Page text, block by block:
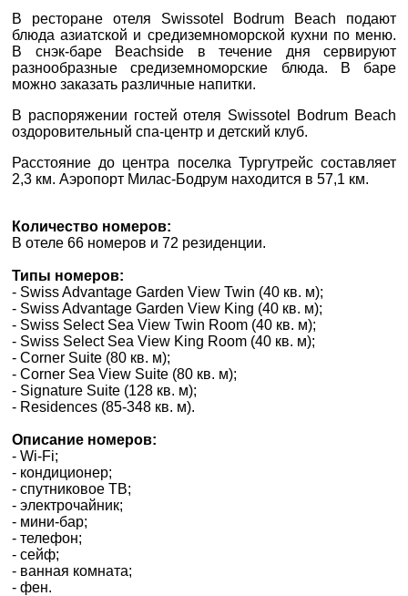
+38 (093) 180-32-43
0800 33 01 80
zp_city@aventour.ua
Пн. - Пт. 9:00 - 18:00
Сб 10:00 - 15:00
Харків
вул. Сумська 77/79
+38 (099) 180-32-43
+38 (093) 180-32-43
0800 33 01 80
kh_city@aventour.ua
В ресторане отеля Swissotel Bodrum Beach подают
блюда азиатской и средиземноморской кухни по меню.
В снэк-баре Beachside в течение дня сервируют
разнообразные средиземноморские блюда. В баре
можно заказать различные напитки.
В распоряжении гостей отеля Swissotel Bodrum Beach
оздоровительный спа-центр и детский клуб.
Расстояние до центра поселка Тургутрейс составляет
2,3 км. Аэропорт Милас-Бодрум находится в 57,1 км.
Количество номеров:
В отеле 66 номеров и 72 резиденции.
Типы номеров:
- Swiss Advantage Garden View Twin (40 кв. м);
- Swiss Advantage Garden View King (40 кв. м);
- Swiss Select Sea View Twin Room (40 кв. м);
- Swiss Select Sea View King Room (40 кв. м);
- Corner Suite (80 кв. м);
- Corner Sea View Suite (80 кв. м);
- Signature Suite (128 кв. м);
- Residences (85-348 кв. м).
Описание номеров:
- Wi-Fi;
- кондиционер;
- спутниковое ТВ;
- электрочайник;
- мини-бар;
- телефон;
- сейф;
- ванная комната;
- фен.
*ВАШЕ ІМ'Я
*E-MAIL
* ТЕЛЕФОН
ДЕ ПРОЖИВАЄТЕ
ПРИМІТКИ